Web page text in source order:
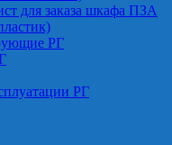
для заказа шкафа ПЗА
РГ
РГ